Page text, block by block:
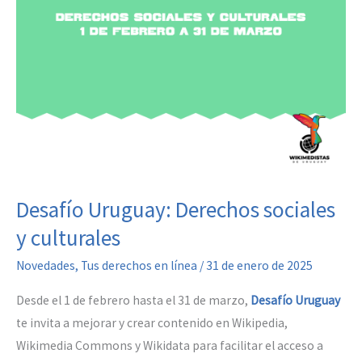
Desafío Uruguay: Derechos sociales
y culturales
Novedades, Tus derechos en línea / 31 de enero de 2025
Desde el 1 de febrero hasta el 31 de marzo, Desafío Uruguay
te invita a mejorar y crear contenido en Wikipedia,
Wikimedia Commons y Wikidata para facilitar el acceso a